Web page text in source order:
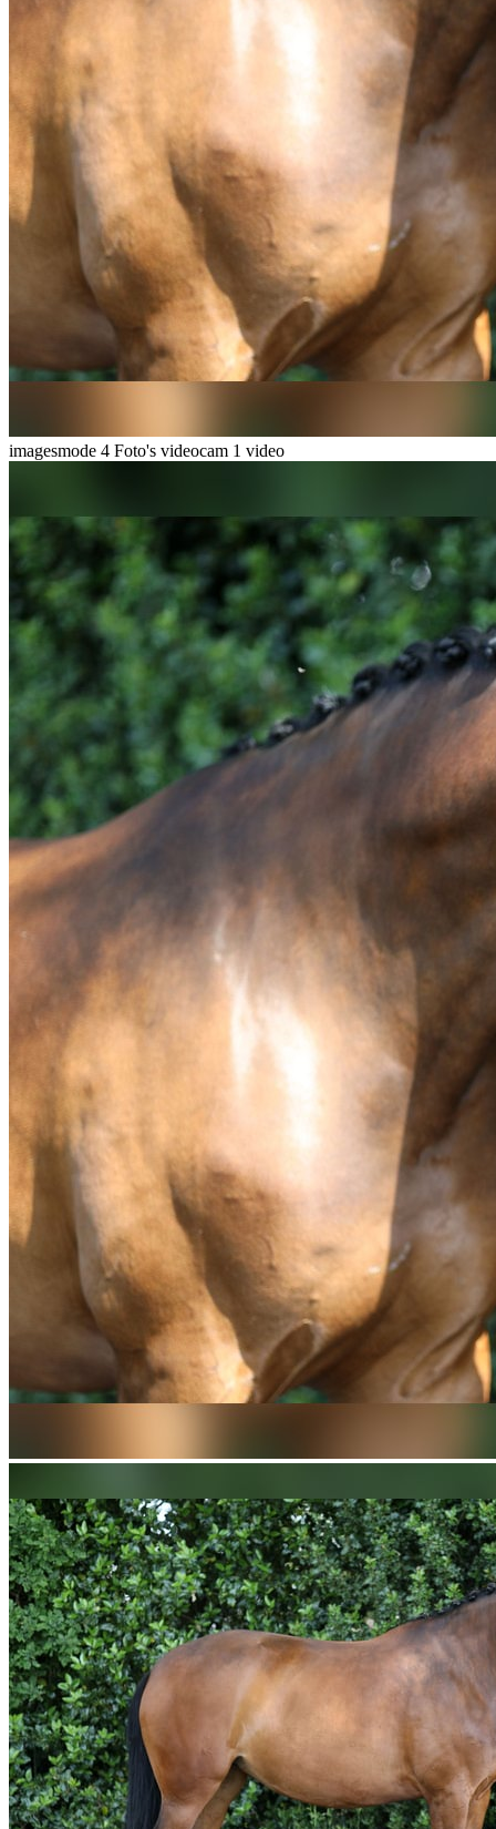
imagesmode 4 Foto's videocam 1 video